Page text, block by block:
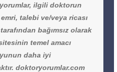
ilgili doktorun
talebi ve/veya ricası
bağımsız olarak
temel amacı
daha iyi
doktoryorumlar.com